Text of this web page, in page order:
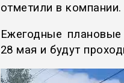
отметили в компании.
Ежегодные
28 мая и будут
Видеоплеер